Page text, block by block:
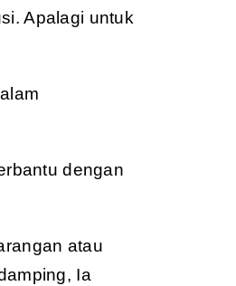
Apalagi untuk
dengan
atau
Ia